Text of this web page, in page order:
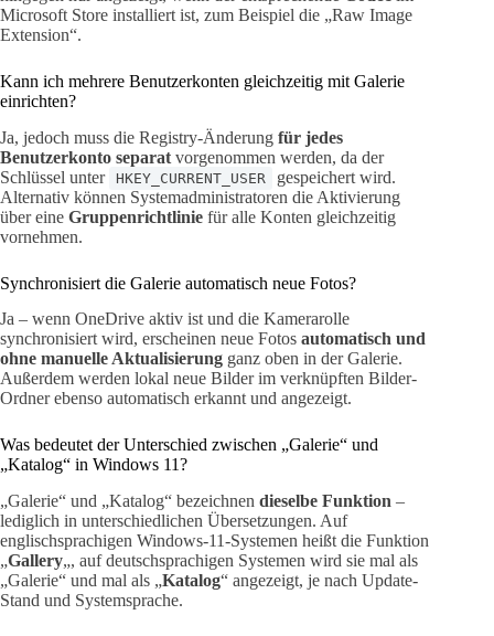
Microsoft Store installiert ist, zum Beispiel die „Raw Image
Extension“.
Kann ich mehrere Benutzerkonten gleichzeitig mit Galerie
einrichten?
Ja, jedoch muss die Registry-Änderung für jedes
Benutzerkonto separat vorgenommen werden, da der
Schlüssel unter
HKEY_CURRENT_USER
gespeichert wird.
Alternativ können Systemadministratoren die Aktivierung
über eine Gruppenrichtlinie für alle Konten gleichzeitig
vornehmen.
Synchronisiert die Galerie automatisch neue Fotos?
Ja – wenn OneDrive aktiv ist und die Kamerarolle
synchronisiert wird, erscheinen neue Fotos automatisch und
ohne manuelle Aktualisierung ganz oben in der Galerie.
Außerdem werden lokal neue Bilder im verknüpften Bilder-
Ordner ebenso automatisch erkannt und angezeigt.
Was bedeutet der Unterschied zwischen „Galerie“ und
„Katalog“ in Windows 11?
„Galerie“ und „Katalog“ bezeichnen dieselbe Funktion –
lediglich in unterschiedlichen Übersetzungen. Auf
englischsprachigen Windows-11-Systemen heißt die Funktion
„Gallery„, auf deutschsprachigen Systemen wird sie mal als
„Galerie“ und mal als „Katalog“ angezeigt, je nach Update-
Stand und Systemsprache.